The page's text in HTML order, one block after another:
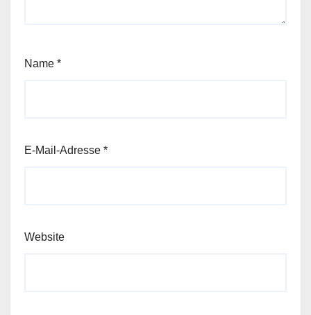
Name *
E-Mail-Adresse *
Website